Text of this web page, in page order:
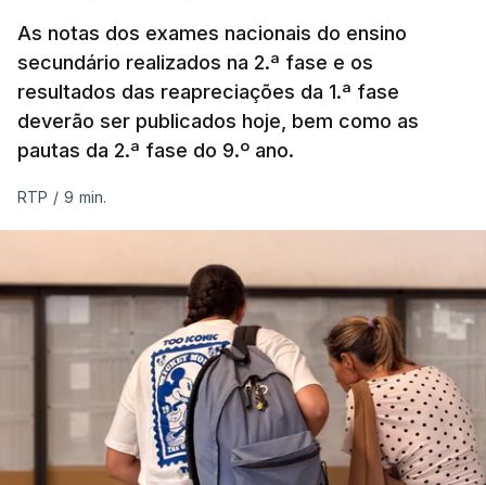
As notas dos exames nacionais do ensino
secundário realizados na 2.ª fase e os
resultados das reapreciações da 1.ª fase
deverão ser publicados hoje, bem como as
pautas da 2.ª fase do 9.º ano.
RTP / 9 min.